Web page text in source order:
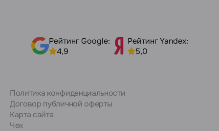
Рейтинг Google:
4,9
Рейтинг Yandex:
5,0
Политика конфиденциальности
Договор публичной оферты
Карта сайта
Чек